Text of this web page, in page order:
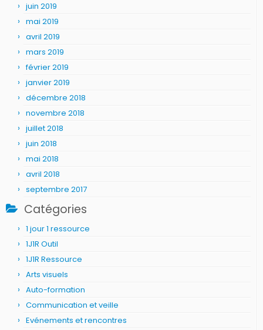
juin 2019
mai 2019
avril 2019
mars 2019
février 2019
janvier 2019
décembre 2018
novembre 2018
juillet 2018
juin 2018
mai 2018
avril 2018
septembre 2017
Catégories
1 jour 1 ressource
1J1R Outil
1J1R Ressource
Arts visuels
Auto-formation
Communication et veille
Evénements et rencontres